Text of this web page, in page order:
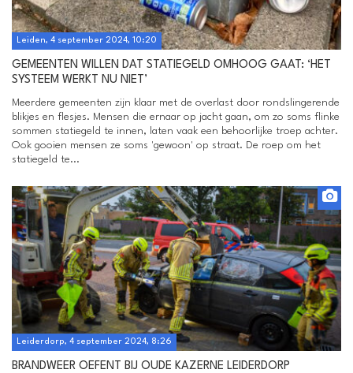
Leiden, 4 september 2024, 10:20
GEMEENTEN WILLEN DAT STATIEGELD OMHOOG GAAT: ‘HET
SYSTEEM WERKT NU NIET’
Meerdere gemeenten zijn klaar met de overlast door rondslingerende
blikjes en flesjes. Mensen die ernaar op jacht gaan, om zo soms flinke
sommen statiegeld te innen, laten vaak een behoorlijke troep achter.
Ook gooien mensen ze soms 'gewoon' op straat. De roep om het
statiegeld te...
Leiderdorp, 4 september 2024, 8:26
BRANDWEER OEFENT BIJ OUDE KAZERNE LEIDERDORP